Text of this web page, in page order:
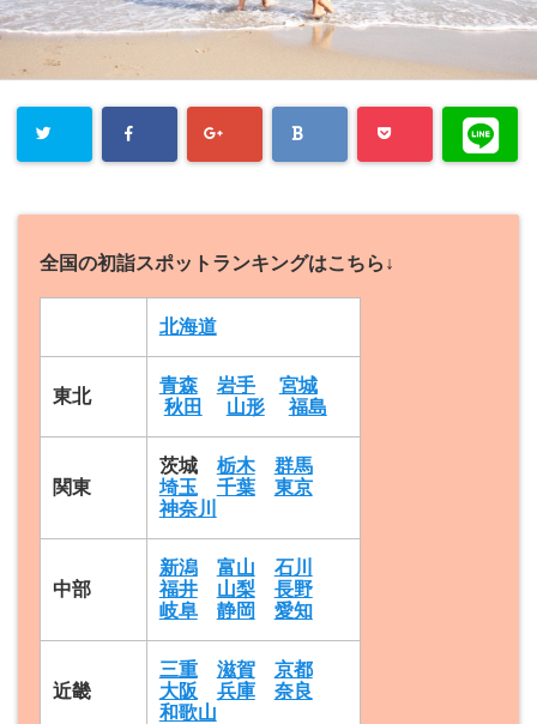
全国の初詣スポットランキングはこちら↓
北海道
東北
青森 岩手
宮城
秋田
山形 福島
関東
茨城 栃木
群馬
埼玉
千葉
東京
神奈川
中部
新潟 富山
石川
福井
山梨
長野
岐阜
静岡 愛知
近畿
三重 滋賀
京都
大阪
兵庫
奈良
和歌山